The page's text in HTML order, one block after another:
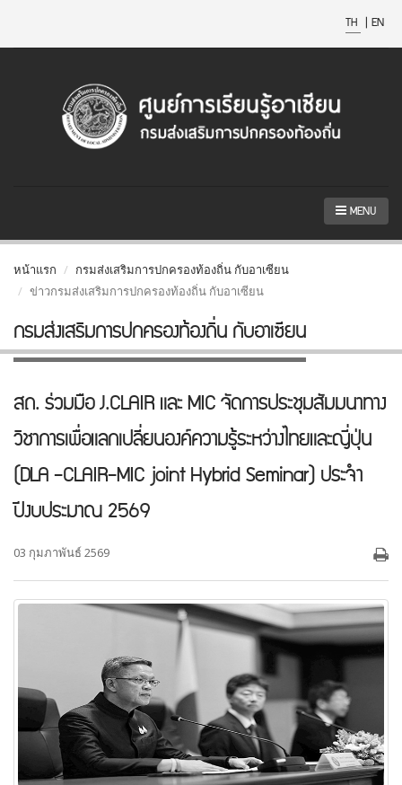
TH | EN
MENU
หน้าแรก
กรมส่งเสริมการปกครองท้องถิ่น กับอาเซียน
ข่าวกรมส่งเสริมการปกครองท้องถิ่น กับอาเซียน
กรมส่งเสริมการปกครองท้องถิ่น กับอาเซียน
สถ. ร่วมมือ J.CLAIR และ MIC จัดการประชุมสัมมนาทาง
วิชาการเพื่อแลกเปลี่ยนองค์ความรู้ระหว่างไทยและญี่ปุ่น
(DLA -CLAIR-MIC joint Hybrid Seminar) ประจำ
ปีงบประมาณ 2569
03 กุมภาพันธ์ 2569